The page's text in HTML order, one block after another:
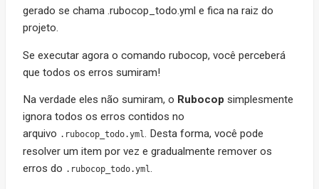
gerado se chama .rubocop_todo.yml e fica na raiz do
projeto.
Se executar agora o comando rubocop, você perceberá
que todos os erros sumiram!
Na verdade eles não sumiram, o Rubocop simplesmente
ignora todos os erros contidos no
arquivo .rubocop_todo.yml. Desta forma, você pode
resolver um item por vez e gradualmente remover os
erros do .rubocop_todo.yml.